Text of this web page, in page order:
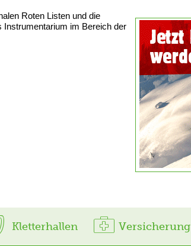
Roten Listen und die
im Bereich der
Kletterhallen Versicherung